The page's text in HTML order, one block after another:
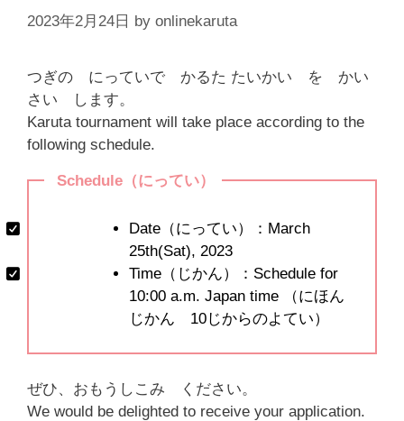
2023年2月24日 by onlinekaruta
つぎの にっていで かるた たいかい を かい
さい します。
Karuta tournament will take place according to the
following schedule.
Schedule（にってい）
Date（にってい）：March
25th(Sat), 2023
Time（じかん）：Schedule for
10:00 a.m. Japan time （にほん
じかん 10じからのよてい）
ぜひ、おもうしこみ ください。
We would be delighted to receive your application.